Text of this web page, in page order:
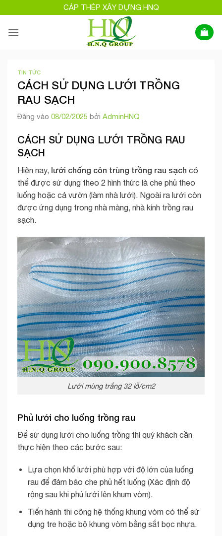
qua
nội
CÁP THÉP XÂY DỰNG HNQ
TIN TỨC
CÁCH SỬ DỤNG LƯỚI TRỒNG
RAU SẠCH
Đăng vào 08/02/2025 bởi AdminHNQ
CÁCH SỬ DỤNG LƯỚI TRỒNG RAU
SẠCH
Hiện nay, lưới chống côn trùng trồng rau sạch có
thể được sử dụng theo 2 hình thức là che phủ theo
luống hoặc cả vườn (làm nhà lưới). Ngoài ra lưới còn
được ứng dụng trong nhà màng, nhà kính trồng rau
sạch.
Lưới mùng trắng 32 lỗ/cm2
Phủ lưới cho luống trồng rau
Để sử dụng lưới cho luống trồng thì quý khách cần
thực hiện theo các bước sau:
Lựa chọn khổ lưới phù hợp với độ lớn của luống
rau để đảm bảo che phủ hết luống (Xác định độ
rộng sau khi phủ lưới lên khum vòm).
Tiến hành thi công hệ thống khung vòm có thể sử
dụng tre hoặc bộ khung vòm bằng sắt bọc nhựa.